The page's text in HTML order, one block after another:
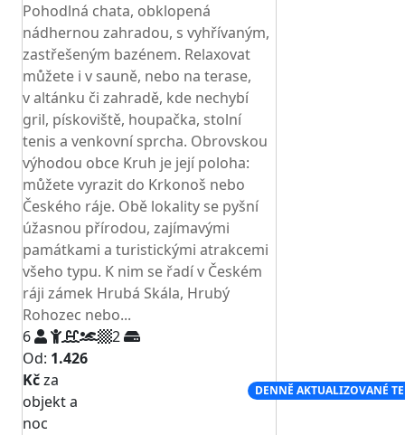
Pohodlná chata, obklopená
nádhernou zahradou, s vyhřívaným,
zastřešeným bazénem. Relaxovat
můžete i v sauně, nebo na terase,
v altánku či zahradě, kde nechybí
gril, pískoviště, houpačka, stolní
tenis a venkovní sprcha. Obrovskou
výhodou obce Kruh je její poloha:
můžete vyrazit do Krkonoš nebo
Českého ráje. Obě lokality se pyšní
úžasnou přírodou, zajímavými
památkami a turistickými atrakcemi
všeho typu. K nim se řadí v Českém
ráji zámek Hrubá Skála, Hrubý
Rohozec nebo...
6
2
Od: 1.426
Kčza
objekt a
noc
DENNĚ AKTUALIZOVANÉ